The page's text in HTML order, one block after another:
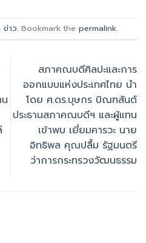
ข่าว. Bookmark the permalink.
สภาคณบดีศิลปะและการ
ออกแบบแห่งประเทศไทย นำ
โดย ศ.ดร.บุษกร บิณฑสันต์
ประธานสภาคณบดีฯ และผู้แทน
เข้าพบ เยี่ยมคารวะ นาย
อิทธิพล คุณปลื้ม รัฐมนตรี
ว่าการกระทรวงวัฒนธรรม